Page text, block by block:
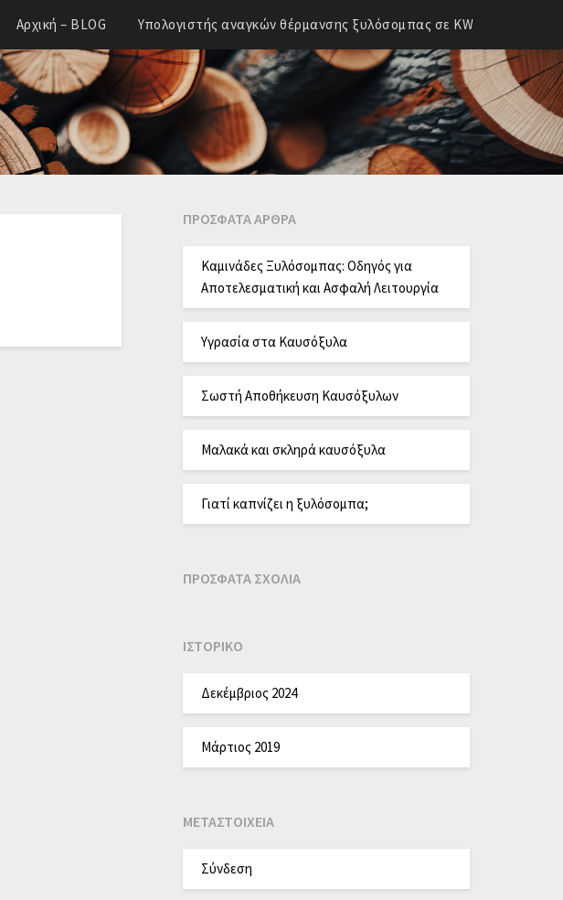
Αρχική – BLOG Υπολογιστής αναγκών θέρμανσης ξυλόσομπας σε KW
ΠΡΌΣΦΑΤΑ ΆΡΘΡΑ
Καμινάδες Ξυλόσομπας: Οδηγός για
Αποτελεσματική και Ασφαλή Λειτουργία
Υγρασία στα Καυσόξυλα
Σωστή Αποθήκευση Καυσόξυλων
Μαλακά και σκληρά καυσόξυλα
Γιατί καπνίζει η ξυλόσομπα;
ΠΡΌΣΦΑΤΑ ΣΧΌΛΙΑ
ΙΣΤΟΡΙΚΌ
Δεκέμβριος 2024
Μάρτιος 2019
ΜΕΤΑΣΤΟΙΧΕΊΑ
Σύνδεση